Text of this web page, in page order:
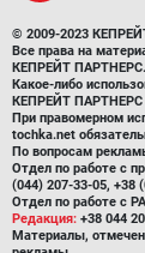
© 2009-2023
Все права на
КЕПРЕЙТ ПАРТНЕРС.
Какое-либо
КЕПРЕЙТ ПАРТНЕРС
При правомерном
tochka.net
По вопросам
Отдел по работе с
(044) 207-33-05, +38
Отдел по работе с
Редакция: +38 044
Материалы,